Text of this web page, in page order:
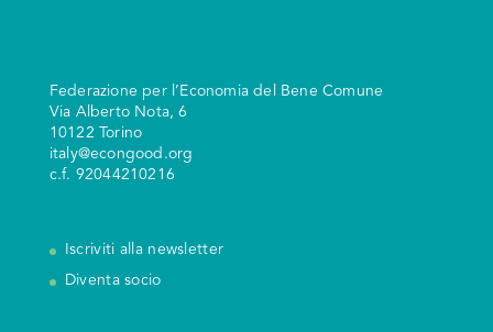
Federazione per l’Economia del Bene Comune
Via Alberto Nota, 6
10122 Torino
italy@econgood.org
c.f. 92044210216
Iscriviti alla newsletter
Diventa socio